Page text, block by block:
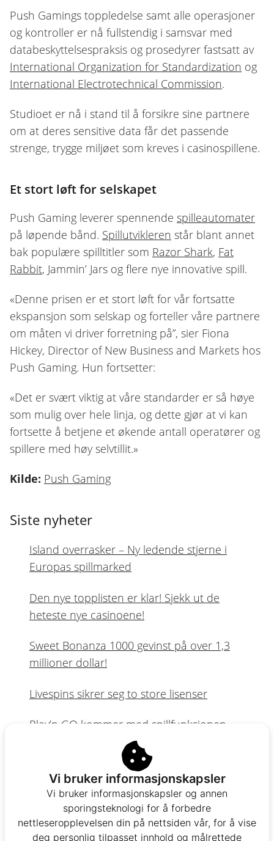
Push Gamings toppledelse samt alle operasjoner
og kontroller er nå fullstendig i samsvar med
databeskyttelsespraksis og prosedyrer fastsatt av
International Organization for Standardization og
International Electrotechnical Commission.
Studioet er nå i stand til å forsikre sine partnere
om at deres sensitive data får det passende
strenge, trygge miljøet som kreves i casinospillene.
Et stort løft for selskapet
Push Gaming leverer spennende spilleautomater
på løpende bånd. Spillutvikleren står blant annet
bak populære spilltitler som Razor Shark, Fat
Rabbit, Jammin’ Jars og flere nye innovative spill.
«Denne prisen er et stort løft for vår fortsatte
ekspansjon som selskap og forteller våre partnere
om måten vi driver forretning på”, sier Fiona
Hickey, Director of New Business and Markets hos
Push Gaming. Hun fortsetter:
«Det er svært viktig at våre standarder er så høye
som mulig over hele linja, og dette gjør at vi kan
fortsette å betjene et økende antall operatører og
spillere med høy selvtillit.»
Kilde: Push Gaming
Siste nyheter
Island overrasker – Ny ledende stjerne i
Europas spillmarked
Den nye topplisten er klar! Sjekk ut de
heteste nye casinoene!
Sweet Bonanza 1000 gevinst på over 1,3
millioner dollar!
Livespins sikrer seg to store lisenser
Play’n GO kommer med spillfunksjonen
Dansk spillmarked åpner dørene for
Wazdan og Hacksaw Gaming
Vi bruker informasjonskapsler
Vi bruker informasjonskapsler og annen
sporingsteknologi for å forbedre
nettleseropplevelsen din på nettsiden vår, for å vise
deg personlig tilpasset innhold og målrettede